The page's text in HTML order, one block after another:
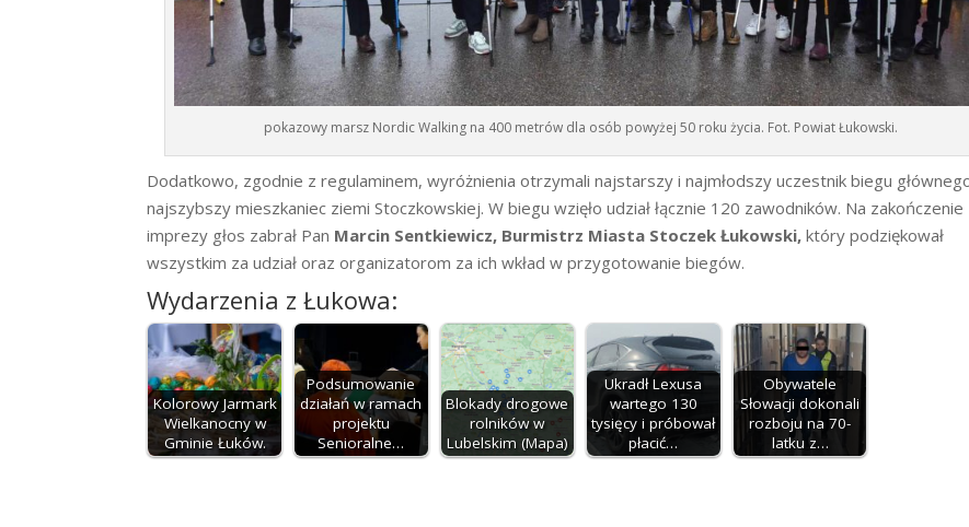
pokazowy marsz Nordic Walking na 400 metrów dla osób powyżej 50 roku życia. Fot. Powiat Łukowski.
Dodatkowo, zgodnie z regulaminem, wyróżnienia otrzymali najstarszy i najmłodszy uczestnik biegu
najszybszy mieszkaniec ziemi Stoczkowskiej. W biegu wzięło udział łącznie 120 zawodników. Na zakończenie
imprezy głos zabrał Pan Marcin Sentkiewicz, Burmistrz Miasta Stoczek Łukowski, który podziękował
wszystkim za udział oraz organizatorom za ich wkład w przygotowanie biegów.
Wydarzenia z Łukowa:
Kolorowy Jarmark
Wielkanocny w
Gminie Łuków.
Podsumowanie
działań w ramach
projektu
Senioralne…
Blokady drogowe
rolników w
Lubelskim (Mapa)
Ukradł Lexusa
wartego 130
tysięcy i próbował
płacić…
Obywatele
Słowacji dokonali
rozboju na 70-
latku z…